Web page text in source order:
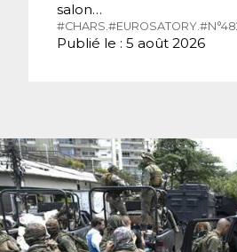
salon…
#CHARS.#EUROSATORY.
Publié le : 5 août 2026